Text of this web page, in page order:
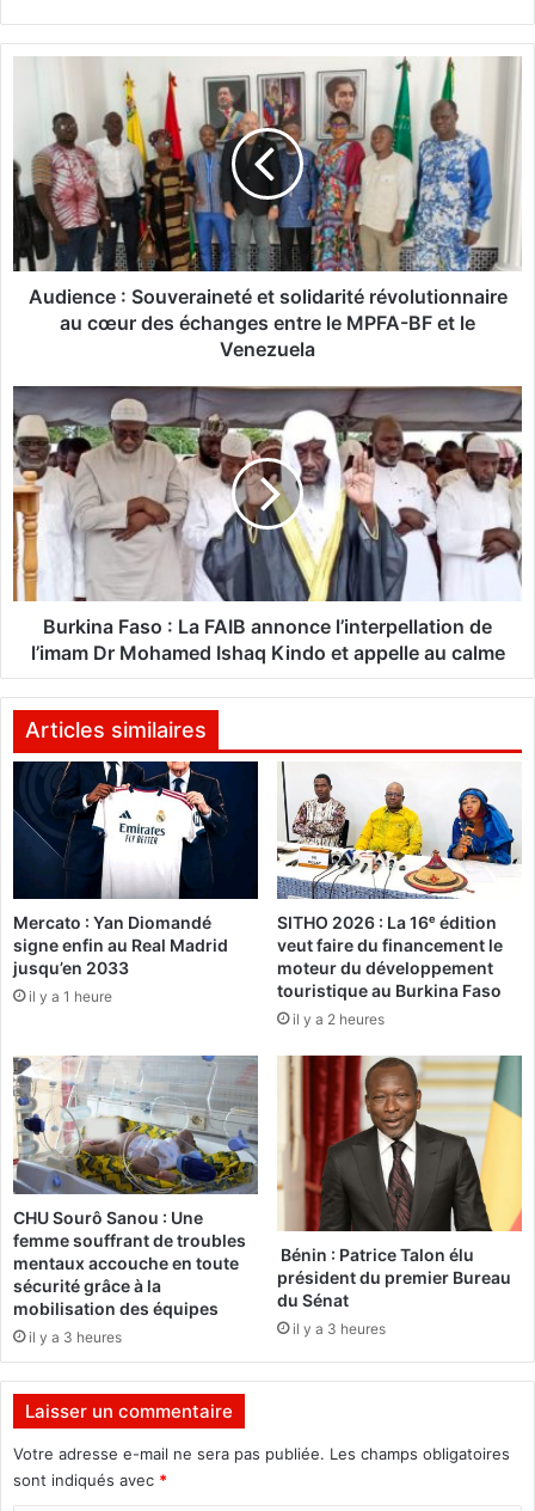
e
n
:
e
r
a
i
n
e
t
é
l
r
é
v
o
l
i
o
n
n
a
i
r
e
a
u
œ
r
e
s
Audience : Souveraineté et solidarité révolutionnaire
au cœur des échanges entre le MPFA-BF et le
Venezuela
B
u
r
k
i
n
a
F
a
:
L
F
B
n
o
n
c
e
i
n
t
e
r
e
l
a
t
o
d
e
l
Burkina Faso : La FAIB annonce l’interpellation de
l’imam Dr Mohamed Ishaq Kindo et appelle au calme
Articles similaires
Mercato : Yan Diomandé
signe enfin au Real Madrid
jusqu’en 2033
il y a 1 heure
SITHO 2026 : La 16ᵉ édition
veut faire du financement le
moteur du développement
touristique au Burkina Faso
il y a 2 heures
CHU Sourô Sanou : Une
femme souffrant de troubles
mentaux accouche en toute
sécurité grâce à la
mobilisation des équipes
il y a 3 heures
Bénin : Patrice Talon élu
président du premier Bureau
du Sénat
il y a 3 heures
Laisser un commentaire
Votre adresse e-mail ne sera pas publiée. Les champs obligatoires
sont indiqués avec *